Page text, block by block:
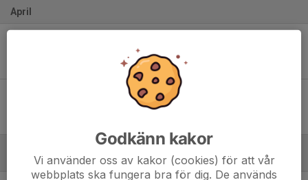
April
Stuvsta IF - Tullinge BK
Godkänn kakor
Vi använder oss av kakor (cookies) för att vår
webbplats ska fungera bra för dig. De används